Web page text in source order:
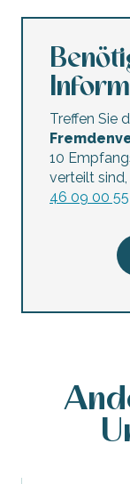
Treffen Sie
10
verteilt
46 09 00 55